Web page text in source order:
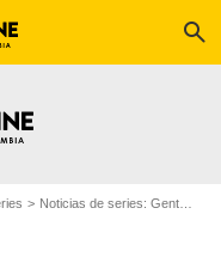
search
Noticias de series: Gente